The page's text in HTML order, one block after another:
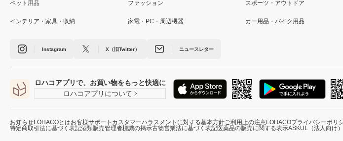
ペット用品 ファッション スポーツ・アウトドア
インテリア・家具・収納 家電・PC・周辺機器 カー用品・バイク用品
Instagram X（旧Twitter） ニュースレター
ロハコアプリで、お買い物をもっと快適に
ロハコアプリについて
お知らせLOHACOとはお客様サポート カスタマーハラスメントに対する基本方針ご利用上の注意LOHACOプライバシーポリ
特定商取引法に基づく表記酒類販売管理者標識の掲示古物営業法に基づく表記医薬品の販売に関する表示ASKUL（法人向け）